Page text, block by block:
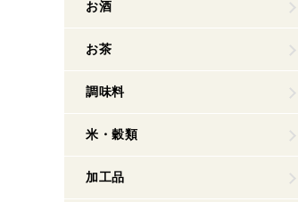
お酒
お茶
調味料
米・穀類
加工品